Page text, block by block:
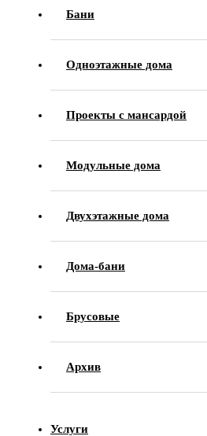
Бани
Одноэтажные дома
Проекты с мансардой
Модульные дома
Двухэтажные дома
Дома-бани
Брусовые
Архив
Услуги